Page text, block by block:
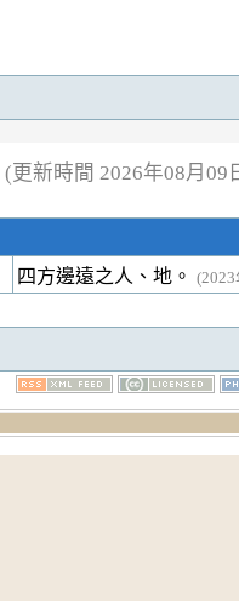
(更新時間 2026年08月09
四方邊遠之人、地。